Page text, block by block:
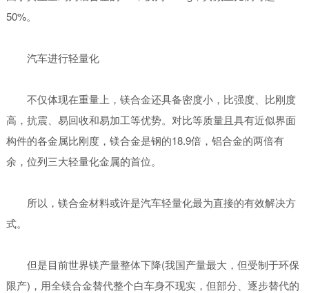
50%。
汽车进行轻量化
不仅体现在重量上，镁合金还具备密度小，比强度、比刚度
高，抗震、易回收和易加工等优势。对比等质量且具有近似界面
构件的各金属比刚度，镁合金是钢的18.9倍，铝合金的两倍有
余，位列三大轻量化金属的首位。
所以，镁合金材料或许是汽车轻量化最为直接的有效解决方
式。
但是目前世界镁产量整体下降(我国产量最大，但受制于环保
限产)，用全镁合金替代整个白车身不现实，但部分、逐步替代的